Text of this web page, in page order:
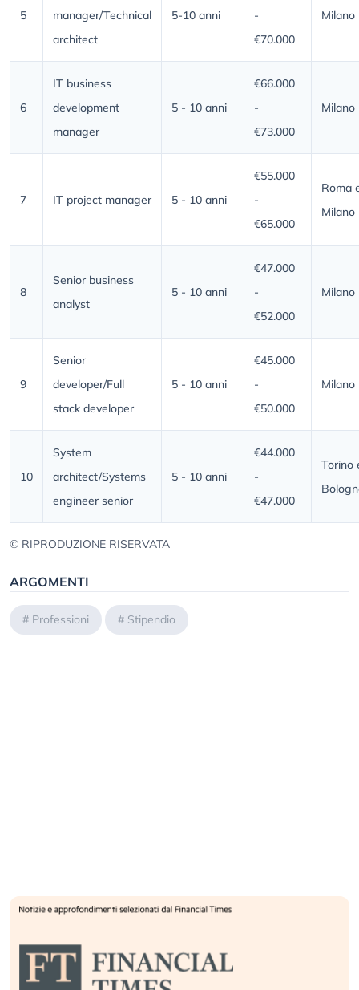
5
manager/Technical
architect
5-10 anni
-
€70.000
Milano
6
IT business
development
manager
5 - 10 anni
€66.000
-
€73.000
Milano
7 IT project manager 5 - 10 anni
€55.000
-
€65.000
Roma
Milano
8
Senior business
analyst
5 - 10 anni
€47.000
-
€52.000
Milano
9
Senior
developer/Full
stack developer
5 - 10 anni
€45.000
-
€50.000
Milano
10
System
architect/Systems
engineer senior
5 - 10 anni
€44.000
-
€47.000
Torino
© RIPRODUZIONE RISERVATA
ARGOMENTI
# Professioni # Stipendio